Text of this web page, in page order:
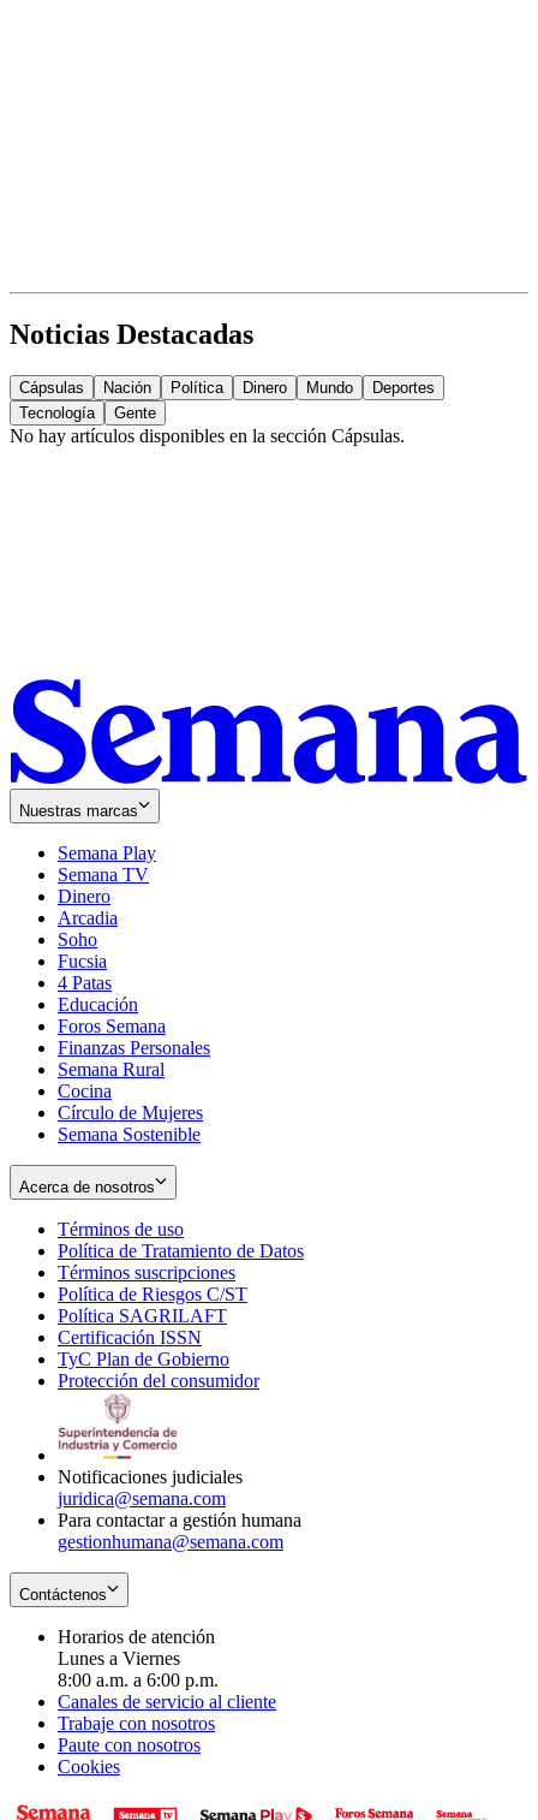
Noticias Destacadas
Cápsulas Nación Política Dinero Mundo
Deportes
Tecnología
Gente
No hay artículos disponibles en la sección Cápsulas.
Nuestras marcas
Semana Play
Semana TV
Dinero
Arcadia
Soho
in
new
window
Fucsia
in
new
window
4 Patas
Educación
Foros Semana
Finanzas Personales
Semana Rural
Cocina
Círculo de Mujeres
Semana Sostenible
Acerca de nosotros
Términos de uso
in
new
window
Política de Tratamiento de Datos
Términos suscripciones
in
Política de Riesgos C/ST
Política SAGRILAFT
new
window
Certificación ISSN
in
new
TyC Plan de Gobierno
in
Protección del consumidorOpens
Notificaciones judiciales
juridica@semana.com
Para contactar a gestión humana
gestionhumana@semana.com
Contáctenos
Horarios de atención
Lunes a Viernes
8:00 a.m. a 6:00 p.m.
Canales de servicio al cliente
Trabaje con nosotros
Paute con nosotros
Cookies